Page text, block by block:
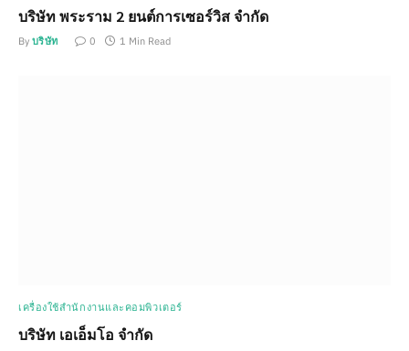
บริษัท พระราม 2 ยนต์การเซอร์วิส จำกัด
By บริษัท 0 1 Min Read
เครื่องใช้สำนักงานและคอมพิวเตอร์
บริษัท เอเอ็มโอ จำกัด